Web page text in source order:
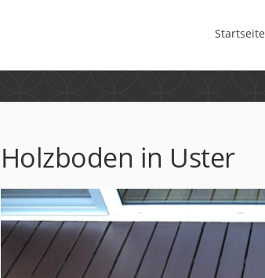
Startseite
Holzboden in Uster